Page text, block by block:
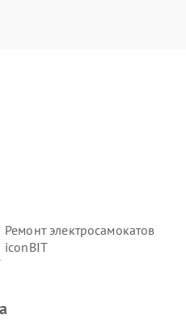
Ремонт электросамокатов
iconBIT